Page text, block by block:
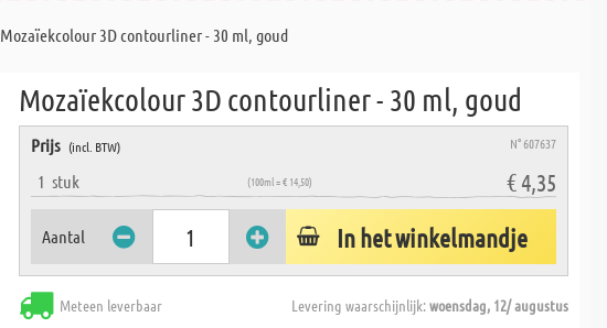
Mozaïekcolour 3D contourliner - 30 ml, goud
Mozaïekcolour 3D contourliner - 30 ml, goud
Prijs (incl. BTW) N° 607637
1stuk (100ml = € 14,50) € 4,35
Aantal In het winkelmandje
Meteen leverbaar Levering waarschijnlijk:woensdag, 12/ augustus